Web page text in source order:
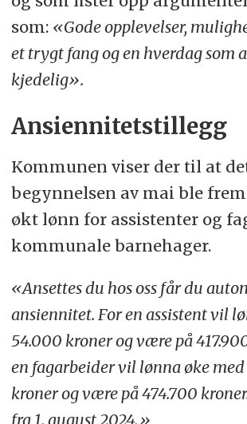
som: «Gode opplevelser,
et trygt fang og en hverdag som
kjedelig».
Ansiennitetstillegg
Kommunen viser der til at
begynnelsen av mai ble
økt lønn for assistenter og
kommunale barnehager.
«Ansettes du hos oss får du
ansiennitet. For en assistent vil
54.000 kroner og være på
en fagarbeider vil lønna øke
kroner og være på 474.700
fra 1. august 2024.»